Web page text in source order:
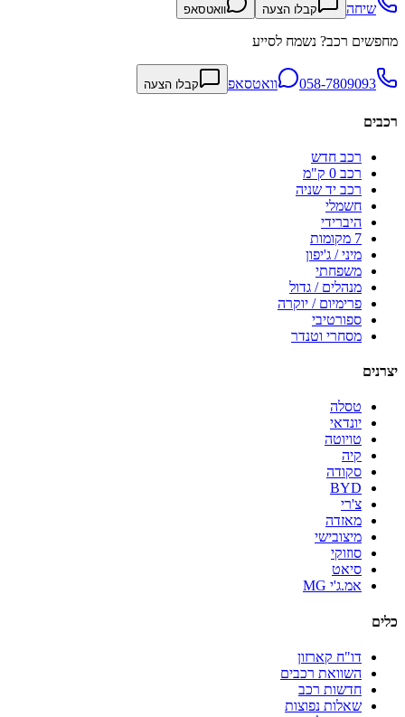
שיחה קבלו הצעה וואטסאפ
מחפשים רכב? נשמח לסייע
058-7809093 וואטסאפ קבלו הצעה
רכבים
רכב חדש
רכב 0 ק"מ
רכב יד שניה
חשמלי
היברידי
7 מקומות
מיני / ג'יפון
משפחתי
מנהלים / גדול
פרימיום / יוקרה
ספורטיבי
מסחרי וטנדר
יצרנים
טסלה
יונדאי
טויוטה
קיה
סקודה
BYD
צ'רי
מאזדה
מיצובישי
סוזוקי
סיאט
אמ.ג'י MG
כלים
דו"ח קארזון
השוואת רכבים
חדשות רכב
שאלות נפוצות